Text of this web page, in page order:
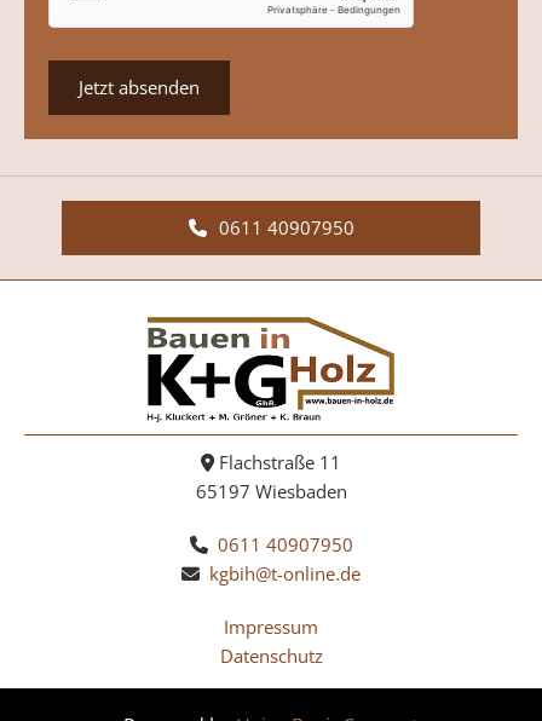
0611 40907950
Flachstraße 11
65197 Wiesbaden
 0611 40907950
 kgbih@t-online.de
Impressum
Datenschutz